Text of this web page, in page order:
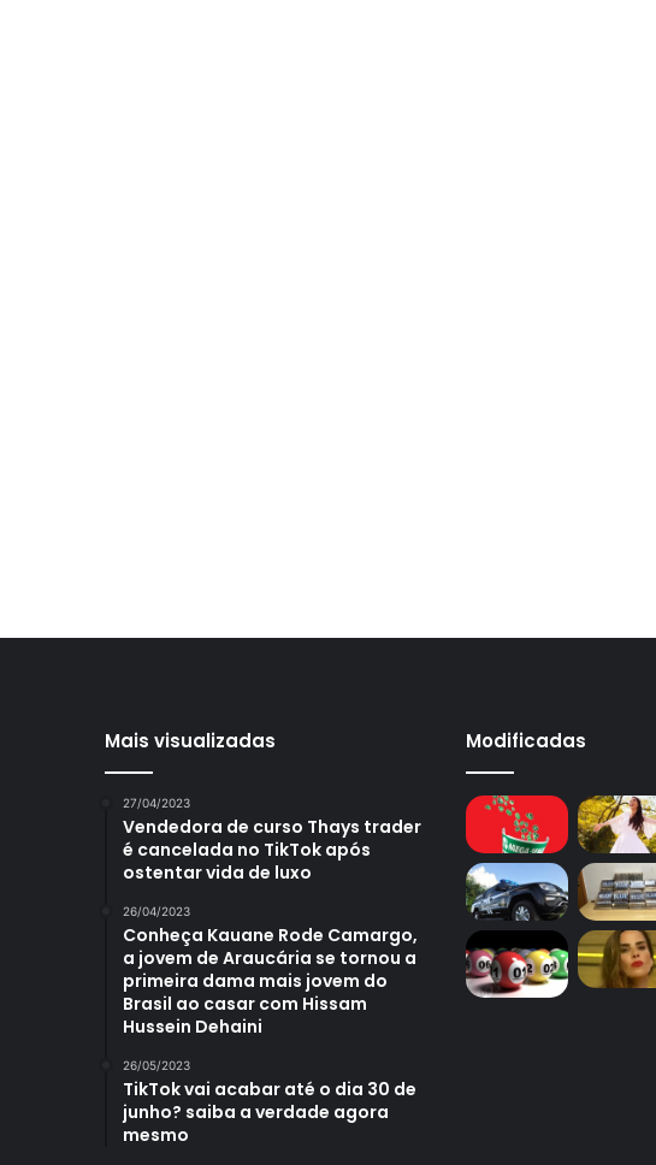
Mais visualizadas
27/04/2023
Vendedora de curso Thays trader
é cancelada no TikTok após
ostentar vida de luxo
26/04/2023
Conheça Kauane Rode Camargo,
a jovem de Araucária se tornou a
primeira dama mais jovem do
Brasil ao casar com Hissam
Hussein Dehaini
26/05/2023
TikTok vai acabar até o dia 30 de
junho? saiba a verdade agora
mesmo
Modificadas